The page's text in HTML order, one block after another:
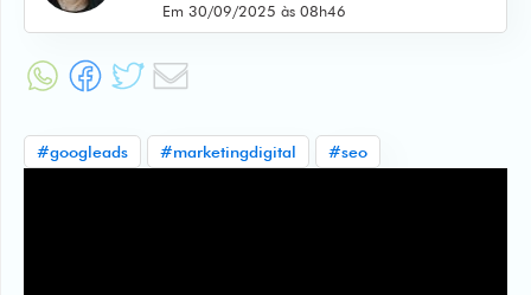
Em 30/09/2025 às 08h46
#googleads #marketingdigital #seo